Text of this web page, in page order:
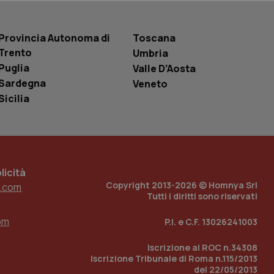
Autonoma di
Toscana
Umbria
Valle D’Aosta
Veneto
Copyright 2013-2026 © Homnya Srl
Tutti i diritti sono riservati
P.I. e C.F. 13026241003
Iscrizione al ROC n.34308
Iscrizione Tribunale di Roma n.115/2013
del 22/05/2013
in cui viene
il sito, ma un
di accesso per
Analytics
del sito web sta
di
traccia
incorporati
del sito web sta
di